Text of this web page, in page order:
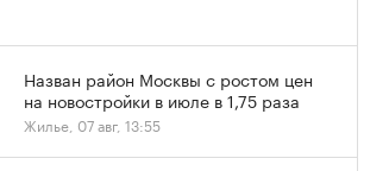
Назван район Москвы с ростом цен
на новостройки в июле в 1,75 раза
Жилье, 07 авг, 13:55